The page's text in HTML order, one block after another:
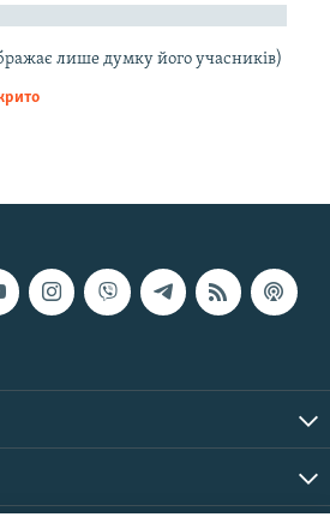
лише думку його учасників)